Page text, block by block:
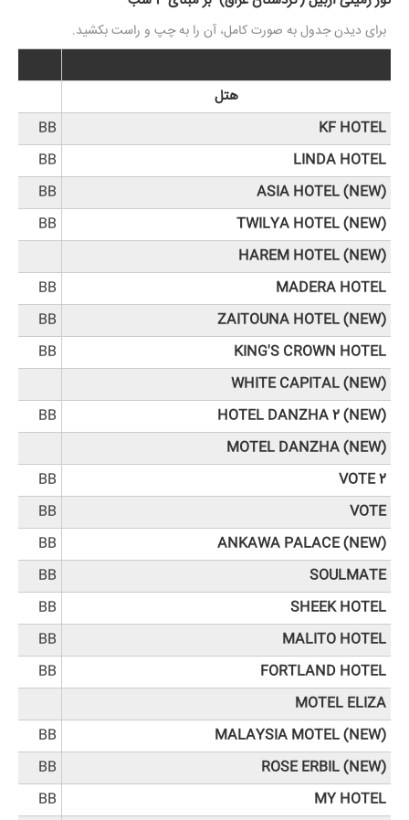
هتل
KF HOTEL
BB
LINDA HOTEL
BB
ASIA HOTEL (NEW)
BB
TWILYA HOTEL (NEW)
BB
HAREM HOTEL (NEW)
MADERA HOTEL
BB
ZAITOUNA HOTEL (NEW)
BB
KING'S CROWN HOTEL
BB
WHITE CAPITAL (NEW)
HOTEL DANZHA 2 (NEW)
BB
MOTEL DANZHA (NEW)
VOTE 2
BB
VOTE
BB
ANKAWA PALACE (NEW)
BB
SOULMATE
BB
SHEEK HOTEL
BB
MALITO HOTEL
BB
FORTLAND HOTEL
BB
MOTEL ELIZA
MALAYSIA MOTEL (NEW)
BB
ROSE ERBIL (NEW)
BB
MY HOTEL
BB